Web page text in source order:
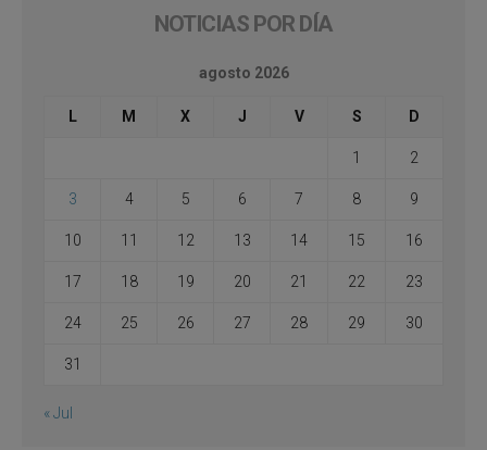
NOTICIAS POR DÍA
agosto 2026
L M X J V S D
1 2
3 4 5 6 7 8 9
10 11 12 13 14 15 16
17 18 19 20 21 22 23
24 25 26 27 28 29 30
31
« Jul